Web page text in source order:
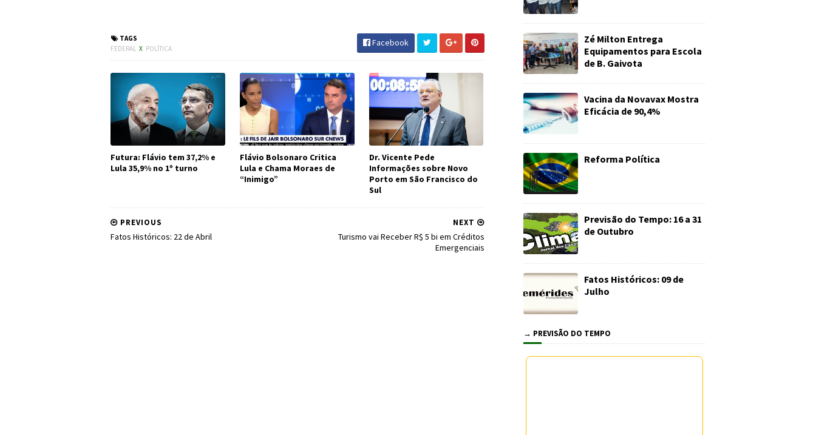
TAGS
FEDERAL X POLÍTICA
Facebook
Futura: Flávio tem 37,2% e
Lula 35,9% no 1º turno
Flávio Bolsonaro Critica
Lula e Chama Moraes de
“Inimigo”
Dr. Vicente Pede
Informações sobre Novo
Porto em São Francisco do
Sul
NEXT
Turismo vai Receber R$ 5 bi em Créditos
Emergenciais
PREVIOUS
Fatos Históricos: 22 de Abril
Zé Milton Entrega
Equipamentos para Escola
de B. Gaivota
Vacina da Novavax Mostra
Eficácia de 90,4%
Reforma Política
Previsão do Tempo: 16 a 31
de Outubro
Fatos Históricos: 09 de
Julho
→ PREVISÃO DO TEMPO